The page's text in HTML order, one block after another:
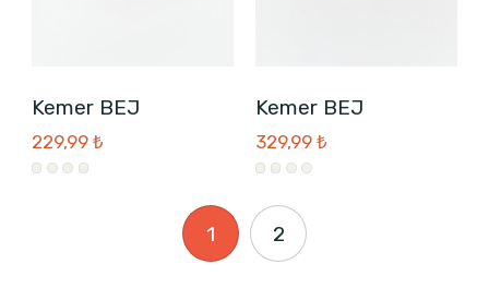
Kemer BEJ
229,99 ₺
Kemer BEJ
329,99 ₺
1 2